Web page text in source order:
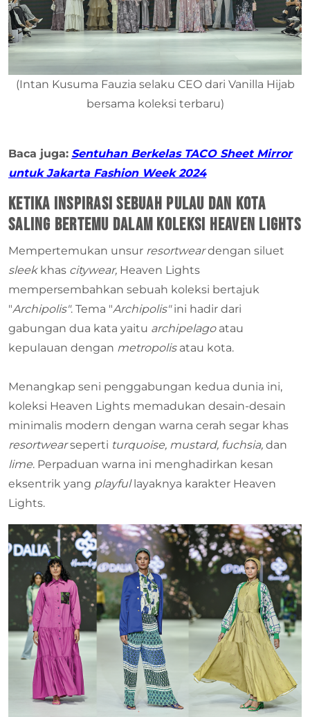
(Intan Kusuma Fauzia selaku CEO dari Vanilla Hijab
bersama koleksi terbaru)
Baca juga: Sentuhan Berkelas TACO Sheet Mirror
untuk Jakarta Fashion Week 2024
Ketika Inspirasi Sebuah Pulau dan Kota
Saling Bertemu dalam Koleksi Heaven Lights
Mempertemukan unsur resortweardengan siluet
sleek khas citywear, Heaven Lights
mempersembahkan sebuah koleksi bertajuk
"Archipolis". Tema "Archipolis"ini hadir dari
gabungan dua kata yaitu archipelago atau
kepulauan dengan metropolis atau kota.
Menangkap seni penggabungan kedua dunia ini,
koleksi Heaven Lights memadukan desain-desain
minimalis modern dengan warna cerah segar khas
resortwearseperti turquoise, mustard, fuchsia, dan
lime. Perpaduan warna ini menghadirkan kesan
eksentrik yang playful layaknya karakter Heaven
Lights.